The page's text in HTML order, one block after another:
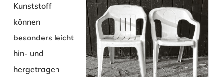
Kunststoff
können
besonders leicht
hin- und
hergetragen